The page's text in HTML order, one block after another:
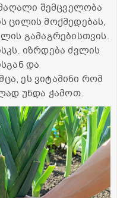
შემცველობა
ცილის მოქმედებას,
გამაგრებისთვის.
იზრდება ძვლის
და
ეს ვიტამინი რომ
უნდა ჭამოთ.